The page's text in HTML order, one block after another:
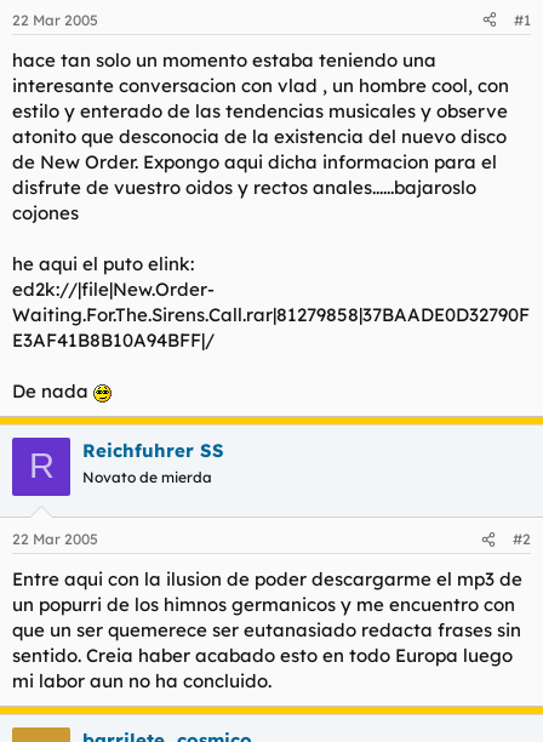
d
o
r
d
e
l
t
e
m
a
i
n
c
i
o
22 Mar 2005 #1
hace tan solo un momento estaba teniendo una
interesante conversacion con vlad , un hombre cool, con
estilo y enterado de las tendencias musicales y observe
atonito que desconocia de la existencia del nuevo disco
de New Order. Expongo aqui dicha informacion para el
disfrute de vuestro oidos y rectos anales......bajaroslo
cojones
he aqui el puto elink:
ed2k://|file|New.Order-
Waiting.For.The.Sirens.Call.rar|81279858|37BAADE0D32790F
E3AF41B8B10A94BFF|/
De nada
R Reichfuhrer SS
Novato de mierda
22 Mar 2005 #2
Entre aqui con la ilusion de poder descargarme el mp3 de
un popurri de los himnos germanicos y me encuentro con
que un ser quemerece ser eutanasiado redacta frases sin
sentido. Creia haber acabado esto en todo Europa luego
mi labor aun no ha concluido.